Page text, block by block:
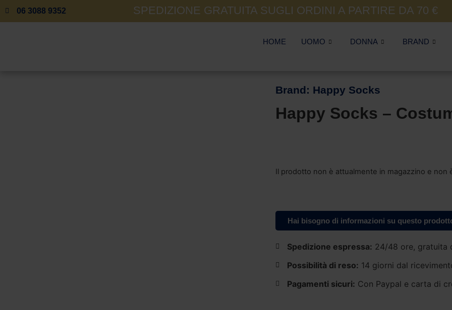
06 3088 9352 SPEDIZIONE GRATUITA SUGLI ORDINI A PARTIRE DA 70 €
HOME UOMO DONNA BRAND
Brand: Happy Socks
Happy Socks –
Il prodotto non è attualmente in magazzino e non
Hai bisogno di informazioni su questo
Spedizione espressa: 24/48 ore, gratuita
Possibilità di reso: 14 giorni dal
Pagamenti sicuri: Con Paypal e carta di